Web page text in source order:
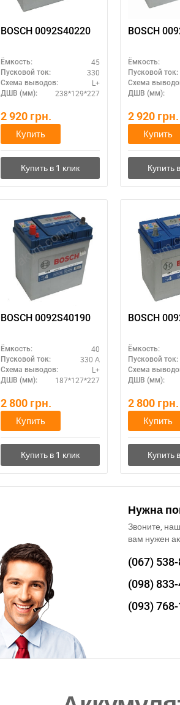
BOSCH 0092S40220
Ёмкость: 45
Пусковой ток: 330
Схема выводов: L+
ДШВ (мм): 238*129*227
2 920 грн.
Купить
Ёмкость:
Пусковой ток:
Схема
ДШВ (мм):
2 920 грн.
Купить
BOSCH 0092S40190
Ёмкость: 40
Пусковой ток: 330 А
Схема выводов: L+
ДШВ (мм): 187*127*227
2 800 грн.
Купить
BOSCH
Ёмкость:
Пусковой ток:
Схема
ДШВ (мм):
2 800 грн.
Купить
Нужна
Звоните,
вам нужен
(067)
(098)
(093)768-